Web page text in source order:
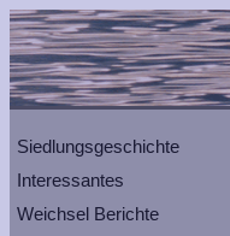
Siedlungsgeschichte
Interessantes
Weichsel Berichte